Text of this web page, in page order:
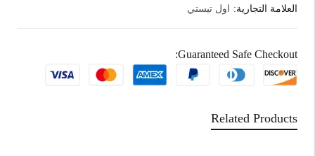
العلامة التجارية:
اول تيستي
Guaranteed Safe Checkout:
Related Products